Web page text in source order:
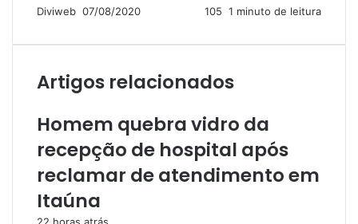
Diviweb Mande
e-
07/08/2020 105 1 minuto de leitura
Artigos relacionados
Homem quebra vidro da
recepção de hospital após
reclamar de atendimento em
Itaúna